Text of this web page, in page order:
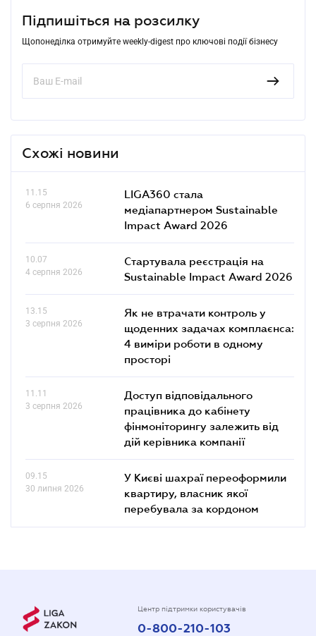
Підпишіться на розсилку
Щопонеділка отримуйте weekly-digest про ключові події бізнесу
Схожі новини
11.15
6 серпня 2026
LIGA360 стала
медіапартнером Sustainable
Impact Award 2026
10.07
4 серпня 2026
Стартувала реєстрація на
Sustainable Impact Award 2026
13.15
3 серпня 2026
Як не втрачати контроль у
щоденних задачах комплаєнса:
4 виміри роботи в одному
просторі
11.11
3 серпня 2026
Доступ відповідального
працівника до кабінету
фінмоніторингу залежить від
дій керівника компанії
09.15
30 липня 2026
У Києві шахраї переоформили
квартиру, власник якої
перебувала за кордоном
Центр підтримки користувачів
0-800-210-103